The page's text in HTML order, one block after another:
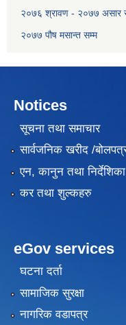
२०७६ श्रावण - २०७७ असार
२०७७ पौष मसान्त सम्म
Notices
सूचना तथा समाचार
सार्वजनिक खरीद /
एन, कानुन तथा निर्देशिका
कर तथा शुल्कहरु
eGov services
घटना दर्ता
सामाजिक सुरक्षा
नागरिक वडापत्र